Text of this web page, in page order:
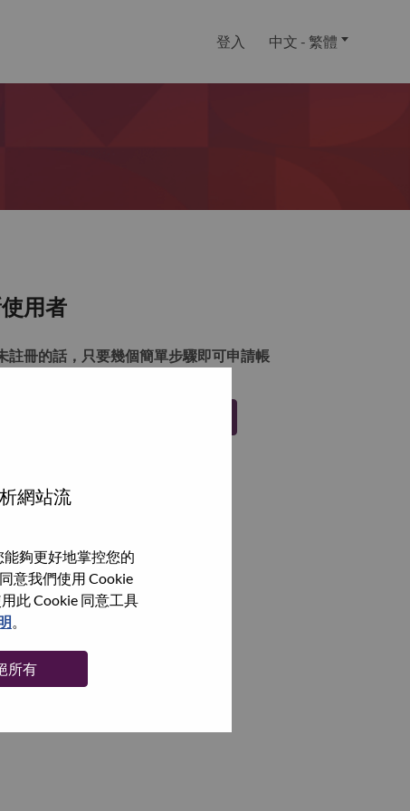
網站流
夠更好地掌控您的
意我們使用 Cookie
此 Cookie 同意工具
。
所有
登入 中文 - 繁體
用者
註冊的話，只要幾個簡單步驟即可申請帳